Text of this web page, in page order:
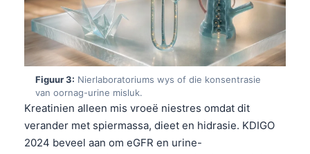
Figuur 3: Nierlaboratoriums wys of die konsentrasie
van oornag-urine misluk.
Kreatinien alleen mis vroeë niestres omdat dit
verander met spiermassa, dieet en hidrasie. KDIGO
2024 beveel aan om eGFR en urine-